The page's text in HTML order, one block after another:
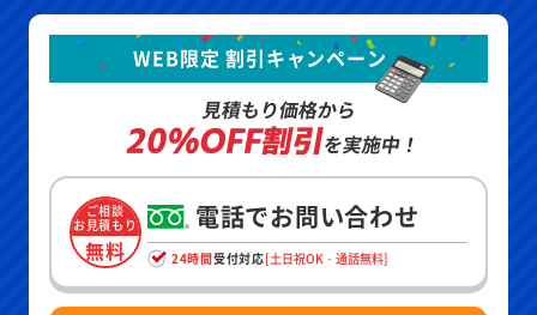
WEB限定 割引キャンペーン
見積もり価格から
20%OFF割引を実施中！
ご相談
お見積もり
無料
電話でお問い合わせ
24時間受付対応[土日祝OK・通話無料]